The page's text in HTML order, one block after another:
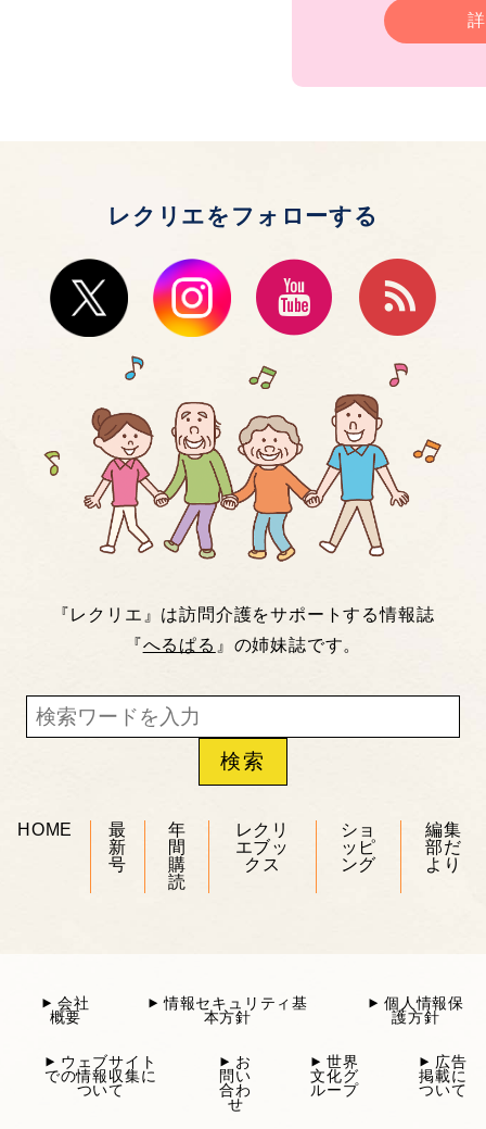
レクリエをフォローする
『レクリエ』は訪問介護をサポートする情報誌
『へるぱる 』の姉妹誌です。
HOME
最
新
号
年
間
購
読
レクリ
エブッ
クス
ショ
ッピ
ング
編集
部だ
より
会社
概要
情報セキュリティ基
本方針
個人情報保
護方針
ウェブサイト
での情報収集に
ついて
お
問い
合わ
せ
世界
文化グ
ループ
広告
掲載に
ついて